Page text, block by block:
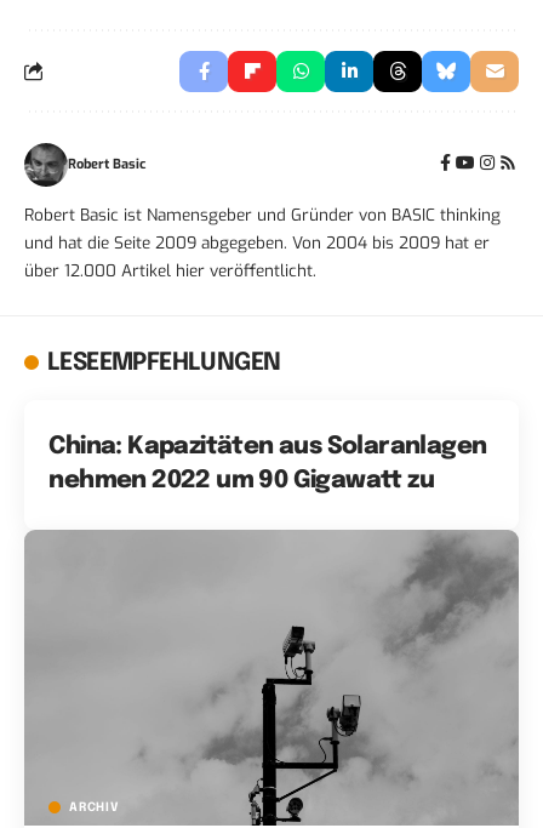
Robert Basic
Robert Basic ist Namensgeber und Gründer von BASIC thinking
und hat die Seite 2009 abgegeben. Von 2004 bis 2009 hat er
über 12.000 Artikel hier veröffentlicht.
LESEEMPFEHLUNGEN
China: Kapazitäten aus Solaranlagen
nehmen 2022 um 90 Gigawatt zu
ARCHIV